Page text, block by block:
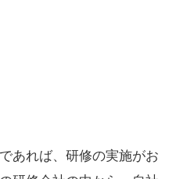
あれば、研修の実施がお